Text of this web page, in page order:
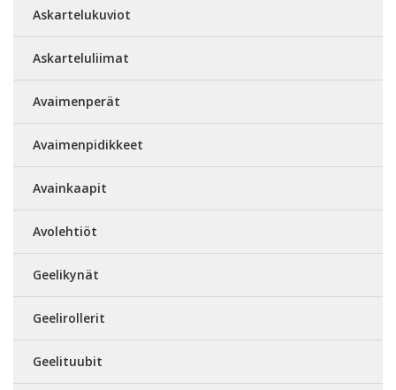
Askartelukuviot
Askarteluliimat
Avaimenperät
Avaimenpidikkeet
Avainkaapit
Avolehtiöt
Geelikynät
Geelirollerit
Geelituubit